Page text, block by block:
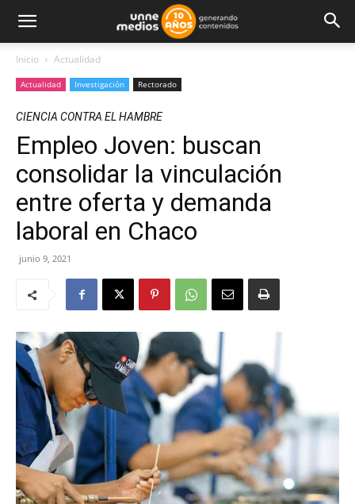
Inicio Actualidad
Actualidad Investigación Rectorado
CIENCIA CONTRA EL HAMBRE
Empleo Joven: buscan
consolidar la vinculación
entre oferta y demanda
laboral en Chaco
junio 9, 2021